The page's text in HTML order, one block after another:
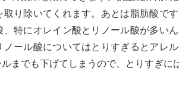
り除いてくれます。あとは脂肪酸で
特にオレイン酸とリノール酸が多い
ール酸についてはとりすぎるとアレ
までも下げてしまうので、とりすぎに